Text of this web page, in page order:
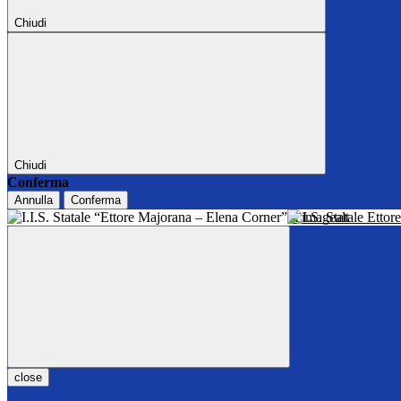
Chiudi
Chiudi
Conferma
Annulla Conferma
I.I.S. Statale
close